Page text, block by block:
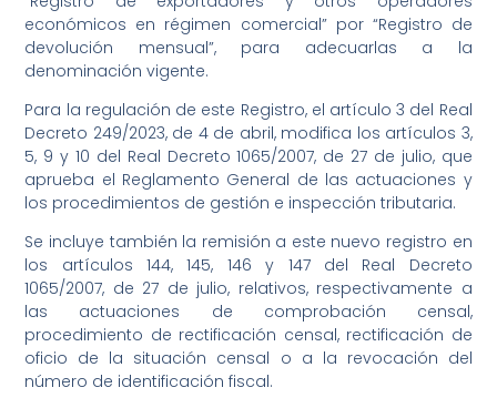
económicos en régimen comercial” por “Registro de
devolución mensual”, para adecuarlas a la
denominación vigente.
Para la regulación de este Registro, el artículo 3 del Real
Decreto 249/2023, de 4 de abril, modifica los artículos 3,
5, 9 y 10 del Real Decreto 1065/2007, de 27 de julio, que
aprueba el Reglamento General de las actuaciones y
los procedimientos de gestión e inspección tributaria.
Se incluye también la remisión a este nuevo registro en
los artículos 144, 145, 146 y 147 del Real Decreto
1065/2007, de 27 de julio, relativos, respectivamente a
las actuaciones de comprobación censal,
procedimiento de rectificación censal, rectificación de
oficio de la situación censal o a la revocación del
número de identificación fiscal.